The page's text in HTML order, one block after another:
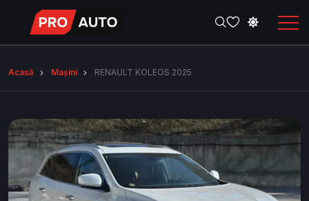
Acasă Mașini RENAULT KOLEOS 2025